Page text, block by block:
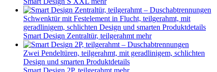
Schwenktür mit Festelement + Seitenwand in modernem,
funktionalem Design
Kinestyle P+Fmehr
Schwenktür mit maximaler Einstiegsbreite mit geradlinigem,
schlichten Design und smarten Produktdetails
Smart Design P, teilgerahmtmehr